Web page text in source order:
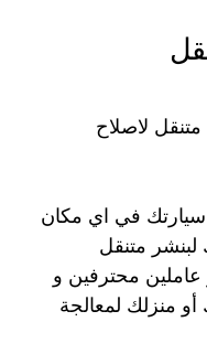
لاصلاح
سيارتك في اي مكان
متنقل
محترفين و
منزلك لمعالجة